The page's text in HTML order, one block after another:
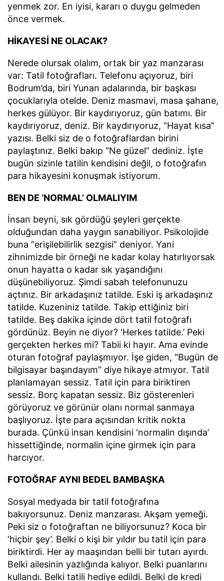
yenmek zor. En iyisi, kararı o duygu gelmeden
önce vermek.
HİKAYESİ NE OLACAK?
Nerede olursak olalım, ortak bir yaz manzarası
var: Tatil fotoğrafları. Telefonu açıyoruz, biri
Bodrum’da, biri Yunan adalarında, bir başkası
çocuklarıyla otelde. Deniz masmavi, masa şahane,
herkes gülüyor. Bir kaydırıyoruz, gün batımı. Bir
kaydırıyoruz, deniz. Bir kaydırıyoruz, “Hayat kısa”
yazısı. Belki siz de o fotoğraflardan birini
paylaştınız. Belki bakıp “Ne güzel” dediniz. İşte
bugün sizinle tatilin kendisini değil, o fotoğrafın
para hikayesini konuşmak istiyorum.
BEN DE ‘NORMAL’ OLMALIYIM
İnsan beyni, sık gördüğü şeyleri gerçekte
olduğundan daha yaygın sanabiliyor. Psikolojide
buna “erişilebilirlik sezgisi” deniyor. Yani
zihnimizde bir örneği ne kadar kolay hatırlıyorsak
onun hayatta o kadar sık yaşandığını
düşünebiliyoruz. Şimdi sabah telefonunuzu
açtınız. Bir arkadaşınız tatilde. Eski iş arkadaşınız
tatilde. Kuzeniniz tatilde. Takip ettiğiniz biri
tatilde. Beş dakika içinde dört tatil fotoğrafı
gördünüz. Beyin ne diyor? ‘Herkes tatilde.’ Peki
gerçekten herkes mi? Tabii ki hayır. Ama evinde
oturan fotoğraf paylaşmıyor. İşe giden, “Bugün de
bilgisayar başındayım” diye hikaye atmıyor. Tatil
planlamayan sessiz. Tatil için para biriktiren
sessiz. Borç kapatan sessiz. Biz gösterenleri
görüyoruz ve görünür olanı normal sanmaya
başlıyoruz. İşte para açısından kritik nokta
burada. Çünkü insan kendisini ‘normalin dışında’
hissettiğinde, normalin içine girmek için para
harcıyor.
FOTOĞRAF AYNI BEDEL BAMBAŞKA
Sosyal medyada bir tatil fotoğrafına
bakıyorsunuz. Deniz manzarası. Akşam yemeği.
Peki siz o fotoğraftan ne biliyorsunuz? Koca bir
‘hiçbir şey’. Belki o kişi bir yıldır bu tatil için para
biriktirdi. Her ay maaşından belli bir tutarı ayırdı.
Belki ailesinin yazlığında kalıyor. Belki puanlarını
kullandı. Belki tatili hediye edildi. Belki de kredi